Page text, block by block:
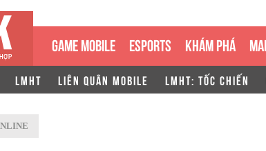
GAME MOBILE ESPORTS KHÁM PHÁ
LMHT LIÊN QUÂN MOBILE LMHT: TỐC CHIẾN